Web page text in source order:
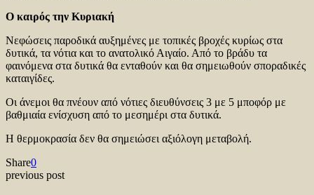
Ο καιρός την Κυριακή
Νεφώσεις παροδικά αυξημένες με τοπικές βροχές κυρίως στα
δυτικά, τα νότια και το ανατολικό Αιγαίο. Από το βράδυ τα
φαινόμενα στα δυτικά θα ενταθούν και θα σημειωθούν σποραδικές
καταιγίδες.
Οι άνεμοι θα πνέουν από νότιες διευθύνσεις 3 με 5 μποφόρ με
βαθμιαία ενίσχυση από το μεσημέρι στα δυτικά.
Η θερμοκρασία δεν θα σημειώσει αξιόλογη μεταβολή.
Share0
previous post